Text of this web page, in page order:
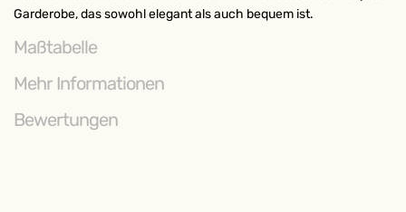
Garderobe, das sowohl elegant als auch bequem ist.
Maßtabelle
Mehr Informationen
Bewertungen